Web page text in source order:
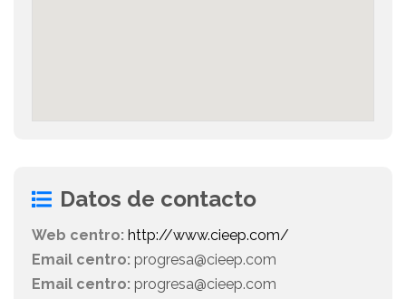
Datos de contacto
Web centro: http://www.cieep.com/
Email centro: progresa@cieep.com
Email centro: progresa@cieep.com